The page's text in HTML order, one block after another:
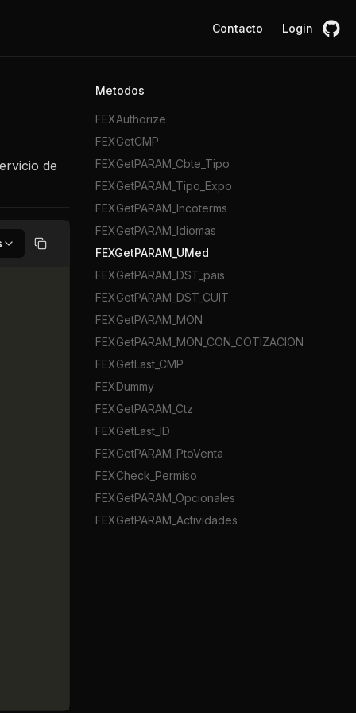
Contacto Login
de
Copiar
Metodos
FEXAuthorize
FEXGetCMP
FEXGetPARAM_Cbte_Tipo
FEXGetPARAM_Tipo_Expo
FEXGetPARAM_Incoterms
FEXGetPARAM_Idiomas
FEXGetPARAM_UMed
FEXGetPARAM_DST_pais
FEXGetPARAM_DST_CUIT
FEXGetPARAM_MON
FEXGetPARAM_MON_CON_COTIZACION
FEXGetLast_CMP
FEXDummy
FEXGetPARAM_Ctz
FEXGetLast_ID
FEXGetPARAM_PtoVenta
FEXCheck_Permiso
FEXGetPARAM_Opcionales
FEXGetPARAM_Actividades